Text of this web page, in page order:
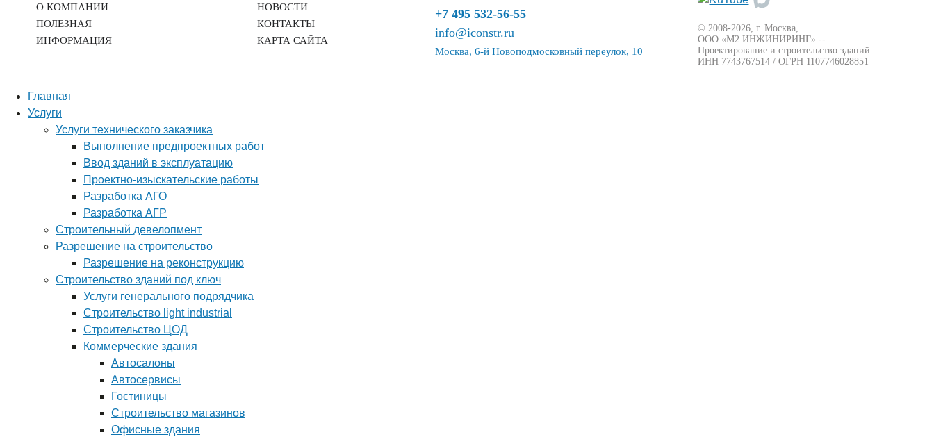
О КОМПАНИИ
ПОЛЕЗНАЯ
ИНФОРМАЦИЯ
НОВОСТИ
КОНТАКТЫ
КАРТА САЙТА
+7 495 532-56-55
info@iconstr.ru
Москва, 6-й Новоподмосковный переулок, 10
© 2008-2026, г. Москва,
ООО «М2 ИНЖИНИРИНГ» --
Проектирование и строительство зданий
ИНН 7743767514 / ОГРН 1107746028851
Главная
Услуги
Услуги технического заказчика
Выполнение предпроектных работ
Ввод зданий в эксплуатацию
Проектно-изыскательские работы
Разработка АГО
Разработка АГР
Строительный девелопмент
Разрешение на строительство
Разрешение на реконструкцию
Строительство зданий под ключ
Услуги генерального подрядчика
Строительство light industrial
Строительство ЦОД
Коммерческие здания
Автосалоны
Автосервисы
Гостиницы
Строительство магазинов
Офисные здания